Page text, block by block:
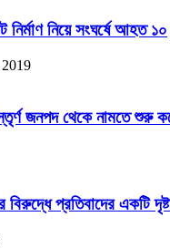
নির্মাণ নিয়ে সংঘর্ষে আহত ১০
জনপদ থেকে নামতে শুরু
বিরুদ্ধে প্রতিবাদের একটি